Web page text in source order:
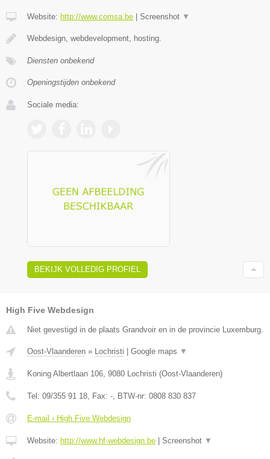
Website: http://www.comsa.be Screenshot ▼
Webdesign, webdevelopment, hosting.
Diensten onbekend
Openingstijden onbekend
Sociale media:
BEKIJK VOLLEDIG PROFIEL
High Five Webdesign
Niet gevestigd in de plaats Grandvoir en in de provincie Luxemburg.
Oost-Vlaanderen » Lochristi Google maps ▼
Koning Albertlaan 106 9080 Lochristi (Oost-Vlaanderen)
Tel: 09/355 91 18 , Fax: - , BTW-nr: 0808 830 837
E-mail › High Five Webdesign
Website: http://www.hf-webdesign.be Screenshot ▼